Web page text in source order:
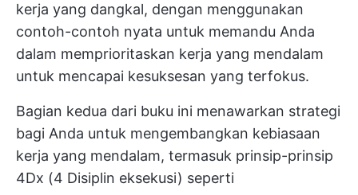
kerja yang dangkal, dengan menggunakan
contoh-contoh nyata untuk memandu Anda
dalam memprioritaskan kerja yang mendalam
untuk mencapai kesuksesan yang terfokus.
Bagian kedua dari buku ini menawarkan strategi
bagi Anda untuk mengembangkan kebiasaan
kerja yang mendalam, termasuk prinsip-prinsip
4Dx (4 Disiplin eksekusi) seperti